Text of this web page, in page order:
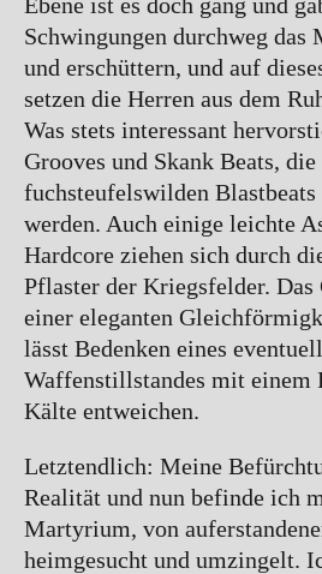
Schwingungen durchweg das
und erschüttern, und auf
setzen die Herren aus dem
Was stets interessant
Grooves und Skank Beats,
fuchsteufelswilden Blastbeats
werden. Auch einige leichte
Hardcore ziehen sich durch
Pflaster der Kriegsfelder. Das
einer eleganten
lässt Bedenken eines
Waffenstillstandes mit einem
Kälte entweichen.
Letztendlich: Meine
Realität und nun befinde ich
Martyrium, von
heimgesucht und umzingelt.